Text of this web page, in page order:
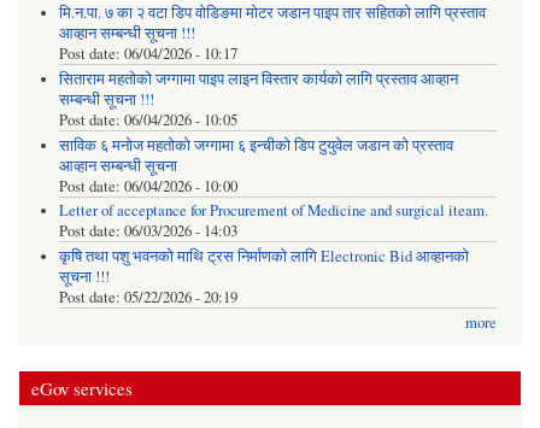
मि.न.पा. ७ का २ वटा डिप वोडिङमा मोटर जडान पाइप तार सहितको लागि प्रस्ताव
आव्हान सम्बन्धी सूचना !!!
Post date: 06/04/2026 - 10:17
सिताराम महतोको जग्गामा पाइप लाइन विस्तार कार्यको लागि प्रस्ताव आव्हान
सम्बन्धी सूचना !!!
Post date: 06/04/2026 - 10:05
साविक ६ मनोज महतोको जग्गामा ६ इन्चीको डिप टुयुवेल जडान को प्रस्ताव
आव्हान सम्बन्धी सूचना
Post date: 06/04/2026 - 10:00
Letter of acceptance for Procurement of Medicine and surgical iteam.
Post date: 06/03/2026 - 14:03
कृषि तथा पशु भवनको माथि ट्रस निर्माणको लागि Electronic Bid आव्हानको
सूचना !!!
Post date: 05/22/2026 - 20:19
more
eGov services